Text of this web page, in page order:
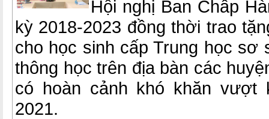
Hội nghị Ban Chấp
kỳ 2018-2023 đồng thời trao
cho học sinh cấp Trung học sơ
thông học trên địa bàn các
có hoàn cảnh khó khăn vượt
2021.